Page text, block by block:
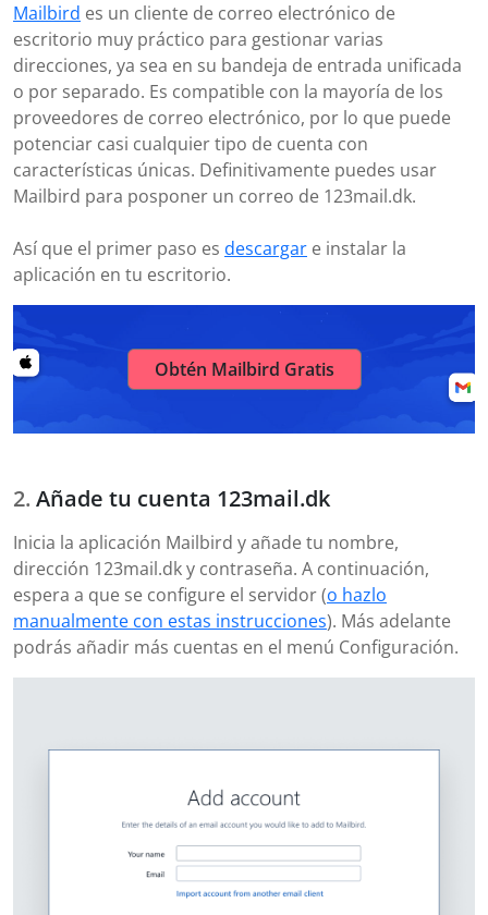
Mailbird es un cliente de correo electrónico de
escritorio muy práctico para gestionar varias
direcciones, ya sea en su bandeja de entrada unificada
o por separado. Es compatible con la mayoría de los
proveedores de correo electrónico, por lo que puede
potenciar casi cualquier tipo de cuenta con
características únicas. Definitivamente puedes usar
Mailbird para posponer un correo de 123mail.dk.
Así que el primer paso es descargar e instalar la
aplicación en tu escritorio.
Obtén Mailbird Gratis
Añade tu cuenta 123mail.dk
Inicia la aplicación Mailbird y añade tu nombre,
dirección 123mail.dk y contraseña. A continuación,
espera a que se configure el servidor (o hazlo
manualmente con estas instrucciones). Más adelante
podrás añadir más cuentas en el menú Configuración.